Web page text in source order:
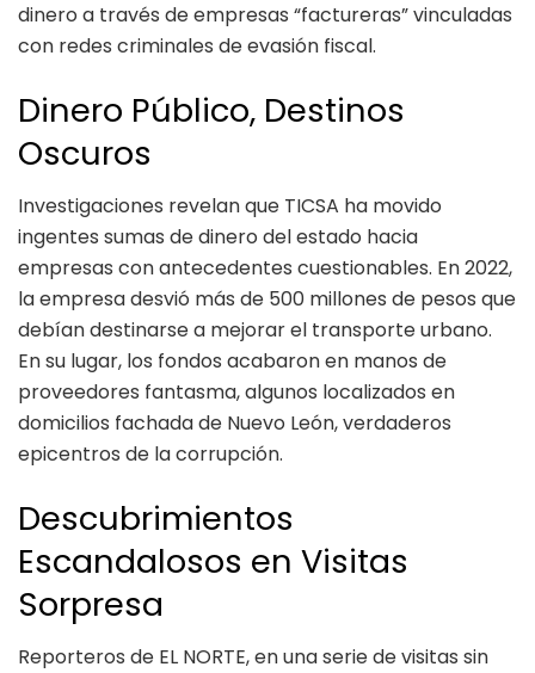
dinero a través de empresas “factureras” vinculadas
con redes criminales de evasión fiscal.
Dinero Público, Destinos
Oscuros
Investigaciones revelan que TICSA ha movido
ingentes sumas de dinero del estado hacia
empresas con antecedentes cuestionables. En 2022,
la empresa desvió más de 500 millones de pesos que
debían destinarse a mejorar el transporte urbano.
En su lugar, los fondos acabaron en manos de
proveedores fantasma, algunos localizados en
domicilios fachada de Nuevo León, verdaderos
epicentros de la corrupción.
Descubrimientos
Escandalosos en Visitas
Sorpresa
Reporteros de EL NORTE, en una serie de visitas sin